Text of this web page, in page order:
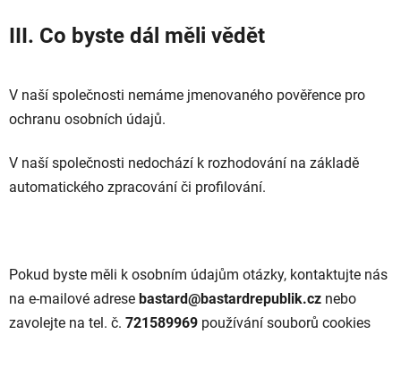
III. Co byste dál měli vědět
V naší společnosti nemáme jmenovaného pověřence pro
ochranu osobních údajů.
V naší společnosti nedochází k rozhodování na základě
automatického zpracování či profilování.
Pokud byste měli k osobním údajům otázky, kontaktujte nás
na e-mailové adrese bastard@bastardrepublik.cz nebo
zavolejte na tel. č. 721589969 používání souborů cookies